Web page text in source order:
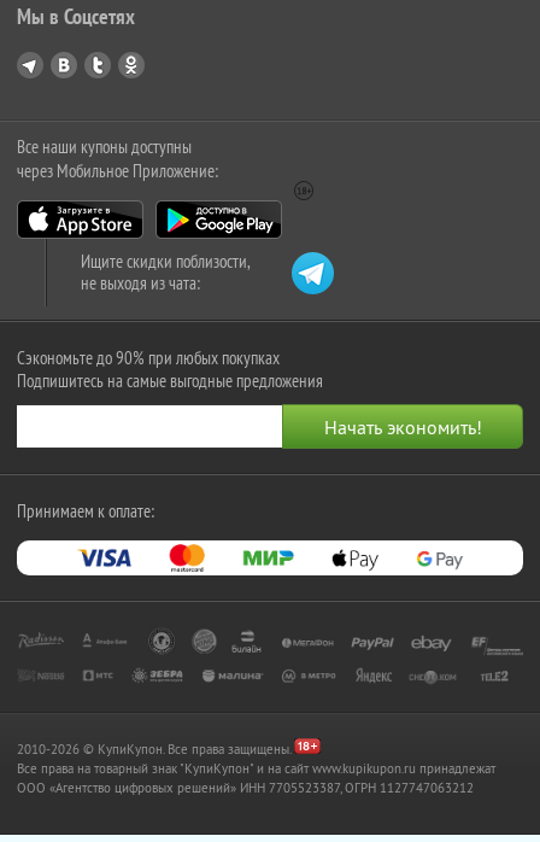
Мы в Соцсетях
Все наши купоны доступны
через Мобильное Приложение:
Ищите скидки поблизости,
не выходя из чата:
Сэкономьте до 90% при любых покупках
Подпишитесь на самые выгодные предложения
Принимаем к оплате:
2010-2026 © КупиКупон. Все права защищены.
Все права на товарный знак "КупиКупон" и на сайт www.kupikupon.ru принадлежат
OOO «Агентство цифровых решений» ИНН 7705523387, ОГРН 1127747063212